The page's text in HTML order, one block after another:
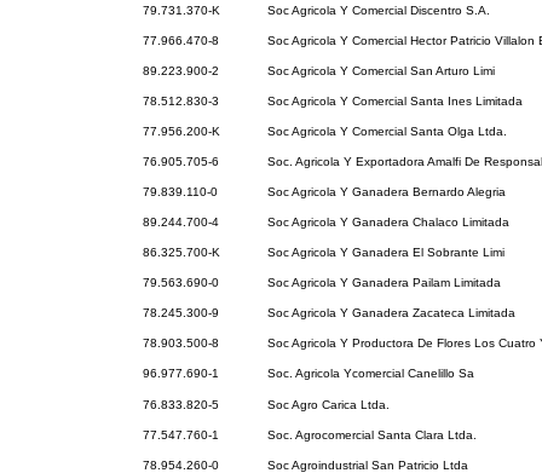
79.731.370-K Soc Agricola Y Comercial Discentro S.A.
77.966.470-8 Soc Agricola Y Comercial Hector Patricio Villalon
89.223.900-2 Soc Agricola Y Comercial San Arturo Limi
78.512.830-3 Soc Agricola Y Comercial Santa Ines Limitada
77.956.200-K Soc Agricola Y Comercial Santa Olga Ltda.
76.905.705-6 Soc. Agricola Y Exportadora Amalfi De
79.839.110-0 Soc Agricola Y Ganadera Bernardo Alegria
89.244.700-4 Soc Agricola Y Ganadera Chalaco Limitada
86.325.700-K Soc Agricola Y Ganadera El Sobrante Limi
79.563.690-0 Soc Agricola Y Ganadera Pailam Limitada
78.245.300-9 Soc Agricola Y Ganadera Zacateca Limitada
78.903.500-8 Soc Agricola Y Productora De Flores Los Cuatro
96.977.690-1 Soc. Agricola Ycomercial Canelillo Sa
76.833.820-5 Soc Agro Carica Ltda.
77.547.760-1 Soc. Agrocomercial Santa Clara Ltda.
78.954.260-0 Soc Agroindustrial San Patricio Ltda